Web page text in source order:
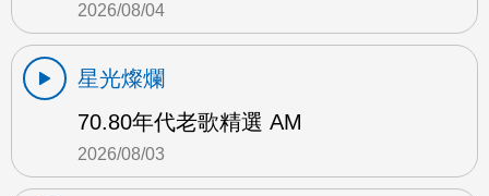
2026/08/04
星光燦爛
70.80年代老歌精選 AM
2026/08/03